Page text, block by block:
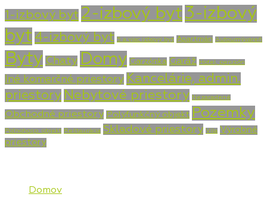
1-izbový byt 2-izbový byt 3-izbový
byt 4-izbový byt 5 a viac izbový byt Apartmán Autoumývareň
Byty Chaty Domy Garzónka Garáž Hotel, penzión
Iné komerčné priestory Kancelárie, admin.
priestory Nebytové priestory Nezaradené
Obchodné priestory Polyfunkčný objekt Pozemky
Poľnohosp. objekt Reštaurácia Skladové priestory Vila Výrobné
priestory
Domov